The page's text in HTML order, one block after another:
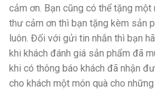
cảm ơn. Bạn cũng có thể tặng
thư cảm ơn thì bạn tặng kèm sản
luôn. Đối với gửi tin nhắn thì bạn
khi khách đánh giá sản phẩm đã
khi có thông báo khách đã nhận
cho khách một món quà cho